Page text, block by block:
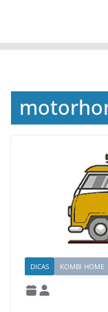
DICAS KOMBI HOME